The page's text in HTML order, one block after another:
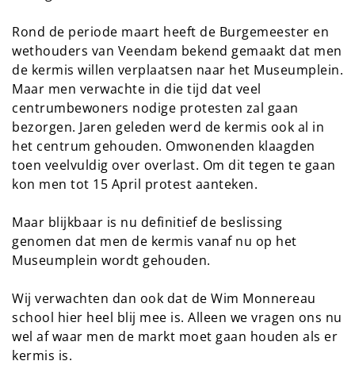
Rond de periode maart heeft de Burgemeester en
wethouders van Veendam bekend gemaakt dat men
de kermis willen verplaatsen naar het Museumplein.
Maar men verwachte in die tijd dat veel
centrumbewoners nodige protesten zal gaan
bezorgen. Jaren geleden werd de kermis ook al in
het centrum gehouden. Omwonenden klaagden
toen veelvuldig over overlast. Om dit tegen te gaan
kon men tot 15 April protest aanteken.
Maar blijkbaar is nu definitief de beslissing
genomen dat men de kermis vanaf nu op het
Museumplein wordt gehouden.
Wij verwachten dan ook dat de Wim Monnereau
school hier heel blij mee is. Alleen we vragen ons nu
wel af waar men de markt moet gaan houden als er
kermis is.